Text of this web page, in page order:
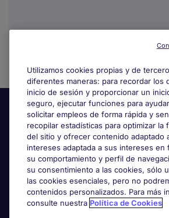
Información útil
Búsqueda de empleo
Utilizamos cookies propias y de
diferentes maneras: para recordar los
inicio de sesión y proporcionar un
seguro, ejecutar funciones para
solicitar empleos de forma rápida y
recopilar estadísticas para optimizar la
del sitio y ofrecer contenido adaptado
intereses adaptada a sus intereses en
su comportamiento y perfil de
su consentimiento a las cookies, sólo
las cookies esenciales, pero no
contenidos personalizados. Para más
consulte nuestra Política de Cookies